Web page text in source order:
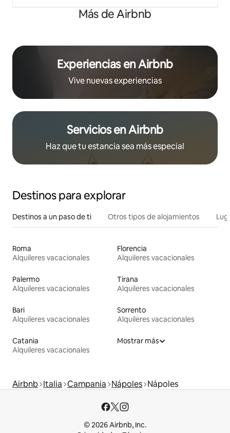
Más de Airbnb
Experiencias en Airbnb
Vive nuevas experiencias
Servicios en Airbnb
Haz que tu estancia sea más especial
Destinos para explorar
Destinos a un paso de ti Otros tipos de alojamientos
Roma
Alquileres vacacionales
Florencia
Alquileres vacacionales
Palermo
Alquileres vacacionales
Tirana
Alquileres vacacionales
Bari
Alquileres vacacionales
Sorrento
Alquileres vacacionales
Catania
Alquileres vacacionales
Mostrar más
Airbnb Italia Campania Nápoles Nápoles
© 2026 Airbnb, Inc.